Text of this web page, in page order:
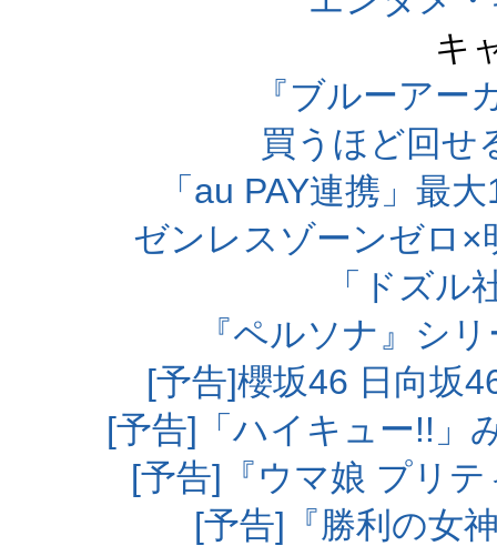
キ
『ブルーアー
買うほど回せ
「au PAY連携」最
ゼンレスゾーンゼロ
「ドズル
『ペルソナ』シ
[予告]櫻坂46 日向坂
[予告]「ハイキュー!!」
[予告]『ウマ娘 プリ
[予告]『勝利の女